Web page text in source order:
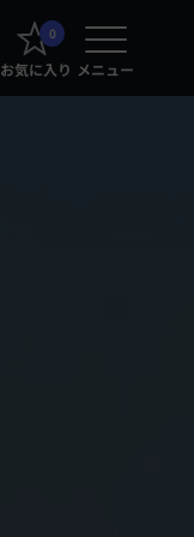
0
お気に入り メニュー